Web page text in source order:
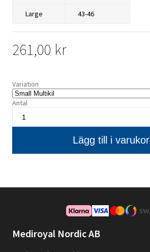
Large 43-46
261,00 kr
Variation
Antal
Mediroyal Nordic AB